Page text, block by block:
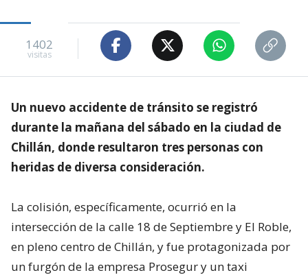
1402
visitas
Un nuevo accidente de tránsito se registró
durante la mañana del sábado en la ciudad de
Chillán, donde resultaron tres personas con
heridas de diversa consideración.
La colisión, específicamente, ocurrió en la
intersección de la calle 18 de Septiembre y El Roble,
en pleno centro de Chillán, y fue protagonizada por
un furgón de la empresa Prosegur y un taxi